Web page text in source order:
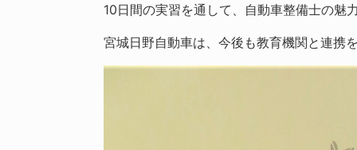
10日間の実習を通して、自動車整備士の魅
宮城日野自動車は、今後も教育機関と連携